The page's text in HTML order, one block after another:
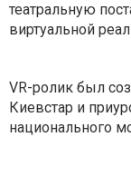
театральную
виртуальной
VR-ролик был
Киевстар и
национального